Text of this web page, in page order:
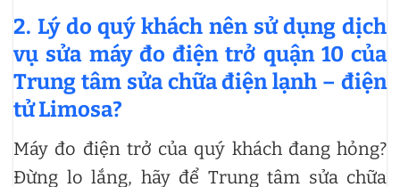
2. Lý do quý khách nên sử dụng dịch
vụ sửa máy đo điện trở quận 10 của
Trung tâm sửa chữa điện lạnh – điện
tử Limosa?
Máy đo điện trở của quý khách đang hỏng?
Đừng lo lắng, hãy để Trung tâm sửa chữa